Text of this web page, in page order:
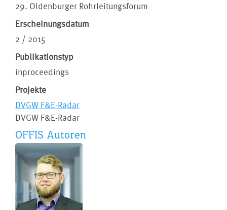
29. Olden­burger Rohr­leitungs­forum
Erscheinungsdatum
2 / 2015
Publikationstyp
inproceedings
Projekte
DVGW F&E-Radar
DVGW F&E-Radar
OFFIS Autoren